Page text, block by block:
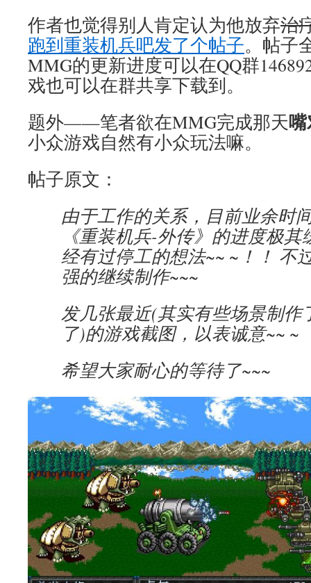
作者也觉得别人肯定认为他放弃治
跑到重装机兵吧发了个帖子。帖子
MMG的更新进度可以在QQ群
戏也可以在群共享下载到。
题外——笔者欲在MMG完成那天
小众游戏自然有小众玩法嘛。
帖子原文：
由于工作的关系，目前业余时
《重装机兵-外传》的进度极其
经有过停工的想法~~ ~！！ 不
强的继续制作~~~
发几张最近(其实有些场景制作
了)的游戏截图，以表诚意~~ ~
希望大家耐心的等待了~~~